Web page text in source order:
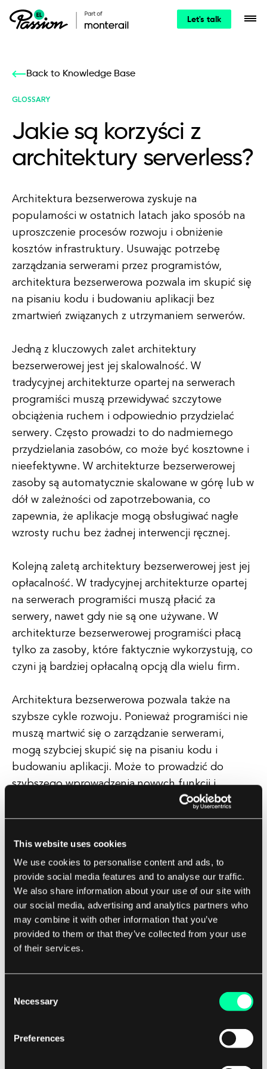
This website uses cookies
We use cookies to personalise content and ads, to
provide social media features and to analyse our traffic.
We also share information about your use of our site with
our social media, advertising and analytics partners who
may combine it with other information that you’ve
provided to them or that they’ve collected from your use
of their services.
Selection
Necessary
Preferences
Let's talk
Back to Knowledge Base
GLOSSARY
Jakie są korzyści z
architektury serverless?
Architektura bezserwerowa zyskuje na
popularności w ostatnich latach jako sposób na
uproszczenie procesów rozwoju i obniżenie
kosztów infrastruktury. Usuwając potrzebę
zarządzania serwerami przez programistów,
architektura bezserwerowa pozwala im skupić się
na pisaniu kodu i budowaniu aplikacji bez
zmartwień związanych z utrzymaniem serwerów.
Jedną z kluczowych zalet architektury
bezserwerowej jest jej skalowalność. W
tradycyjnej architekturze opartej na serwerach
programiści muszą przewidywać szczytowe
obciążenia ruchem i odpowiednio przydzielać
serwery. Często prowadzi to do nadmiernego
przydzielania zasobów, co może być kosztowne i
nieefektywne. W architekturze bezserwerowej
zasoby są automatycznie skalowane w górę lub w
dół w zależności od zapotrzebowania, co
zapewnia, że aplikacje mogą obsługiwać nagłe
wzrosty ruchu bez żadnej interwencji ręcznej.
Kolejną zaletą architektury bezserwerowej jest jej
opłacalność. W tradycyjnej architekturze opartej
na serwerach programiści muszą płacić za
serwery, nawet gdy nie są one używane. W
architekturze bezserwerowej programiści płacą
tylko za zasoby, które faktycznie wykorzystują, co
czyni ją bardziej opłacalną opcją dla wielu firm.
Architektura bezserwerowa pozwala także na
szybsze cykle rozwoju. Ponieważ programiści nie
muszą martwić się o zarządzanie serwerami,
mogą szybciej skupić się na pisaniu kodu i
budowaniu aplikacji. Może to prowadzić do
szybszego wprowadzenia nowych funkcji i
produktów na rynek, co daje firmom przewagę
konkurencyjną.
Dodatkowo architektura bezserwerowa może
poprawić niezawodność i bezpieczeństwo. W
tradycyjnej architekturze opartej na serwerach
programiści muszą martwić się o zarządzanie i
zabezpieczanie serwerów, co może być
czasochłonne i podatne na błędy. Architektura
bezserwerowa automatycznie zajmuje się tymi
zawsze dostępne.
Ogólnie rzecz biorąc, architektura bezserwerowa